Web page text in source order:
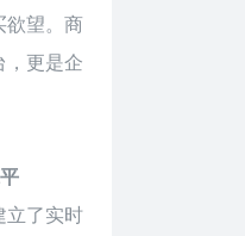
欲望。商
，更是企
立了实时